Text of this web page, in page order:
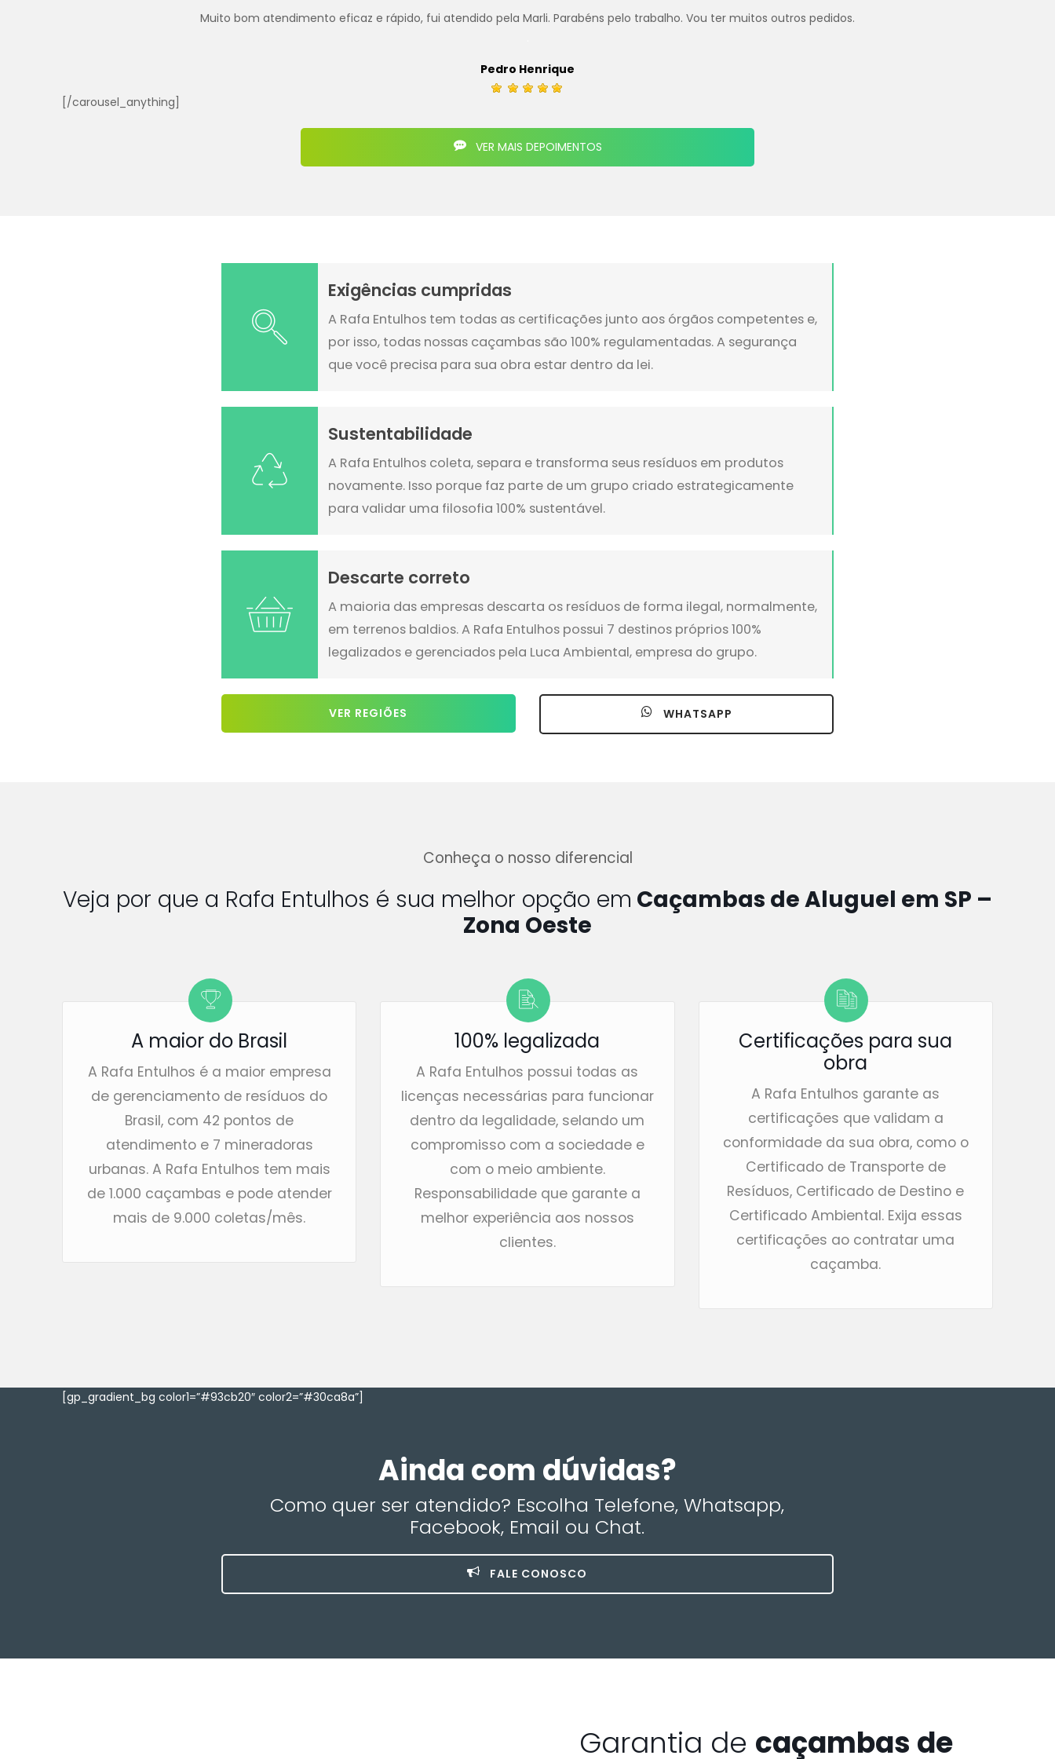
Muito bom atendimento eficaz e rápido, fui atendido pela Marli. Parabéns pelo trabalho. Vou ter muitos outros pedidos.
Pedro Henrique
[/carousel_anything]
VER MAIS DEPOIMENTOS
Exigências cumpridas
A Rafa Entulhos tem todas as certificações junto aos órgãos competentes e,
por isso, todas nossas caçambas são 100% regulamentadas. A segurança
que você precisa para sua obra estar dentro da lei.
Sustentabilidade
A Rafa Entulhos coleta, separa e transforma seus resíduos em produtos
novamente. Isso porque faz parte de um grupo criado estrategicamente
para validar uma filosofia 100% sustentável.
Descarte correto
A maioria das empresas descarta os resíduos de forma ilegal, normalmente,
em terrenos baldios. A Rafa Entulhos possui 7 destinos próprios 100%
legalizados e gerenciados pela Luca Ambiental, empresa do grupo.
VER REGIÕES WHATSAPP
Conheça o nosso diferencial
Veja por que a Rafa Entulhos é sua melhor opção em Caçambas de Aluguel em SP –
Zona Oeste
A maior do Brasil
A Rafa Entulhos é a maior empresa
de gerenciamento de resíduos do
Brasil, com 42 pontos de
atendimento e 7 mineradoras
urbanas. A Rafa Entulhos tem mais
de 1.000 caçambas e pode atender
mais de 9.000 coletas/mês.
100% legalizada
A Rafa Entulhos possui todas as
licenças necessárias para funcionar
dentro da legalidade, selando um
compromisso com a sociedade e
com o meio ambiente.
Responsabilidade que garante a
melhor experiência aos nossos
clientes.
Certificações para sua
obra
A Rafa Entulhos garante as
certificações que validam a
conformidade da sua obra, como o
Certificado de Transporte de
Resíduos, Certificado de Destino e
Certificado Ambiental. Exija essas
certificações ao contratar uma
caçamba.
[gp_gradient_bg color1=”#93cb20″ color2=”#30ca8a”]
Ainda com dúvidas?
Como quer ser atendido? Escolha Telefone, Whatsapp,
Facebook, Email ou Chat.
FALE CONOSCO
Garantia de caçambas de